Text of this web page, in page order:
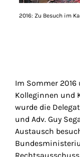
2016: Zu Besuch im
Im Sommer
Kolleginnen und
wurde die
und Adv. Guy
Austausch